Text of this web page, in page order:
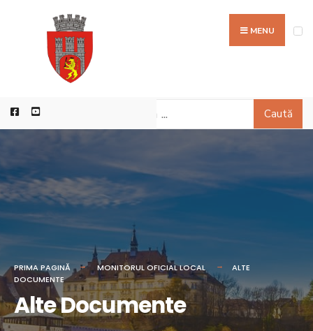
MENU
Caută
PRIMA PAGINĂ MONITORUL OFICIAL LOCAL
ALTE
DOCUMENTE
Alte Documente